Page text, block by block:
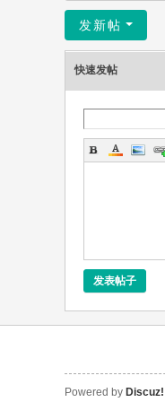
发新帖
快速发帖
发表帖子
Powered by Discuz!